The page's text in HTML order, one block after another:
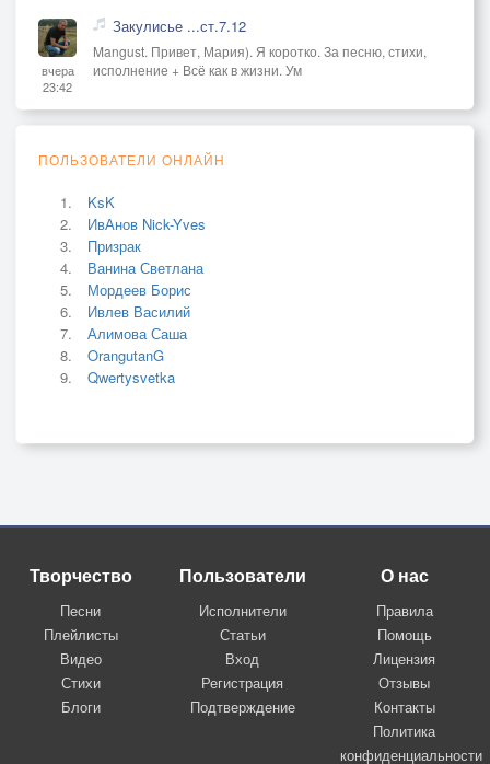
вчера
23:42
Закулисье ...ст.7.12
Mangust. Привет, Мария). Я коротко. За песню, стихи,
исполнение + Всё как в жизни. Ум
ПОЛЬЗОВАТЕЛИ ОНЛАЙН
KsK
ИвАнов Nick-Yves
Призрак
Ванина Светлана
Мордеев Борис
Ивлев Василий
Алимова Саша
OrangutanG
Qwertysvetka
Творчество
Песни
Плейлисты
Видео
Стихи
Блоги
Пользователи
Исполнители
Статьи
Вход
Регистрация
Подтверждение
О нас
Правила
Помощь
Лицензия
Отзывы
Контакты
Политика
конфиденциальности